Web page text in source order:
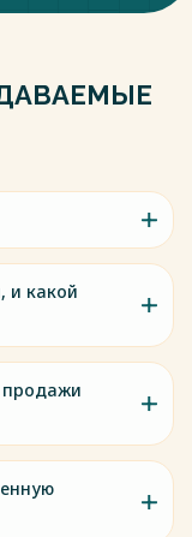
и какой
продажи